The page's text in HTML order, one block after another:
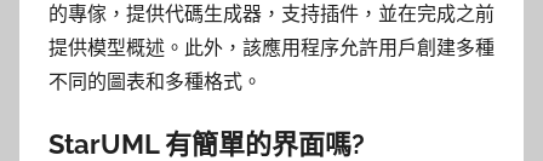
的專傢，提供代碼生成器，支持插件，並在完成之前
提供模型概述。此外，該應用程序允許用戶創建多種
不同的圖表和多種格式。
StarUML 有簡單的界面嗎?